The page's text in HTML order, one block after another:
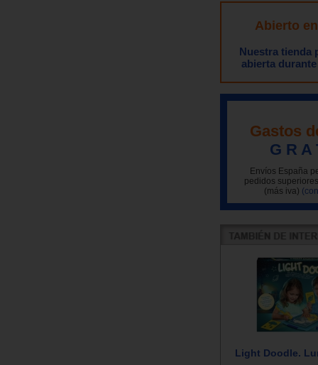
Abierto
Nuestra tienda
abierta
Gastos
G R A
Envíos España
pedidos
(más iva)
Light Doodle.